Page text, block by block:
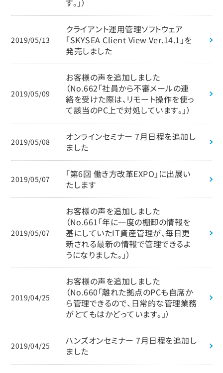
す。」）
2019/05/13
クライアント運用管理ソフトウェア
「SKYSEA Client View Ver.14.1」を
発売しました
2019/05/09
お客様の声を追加しました
（No.662「社員から不審メールの連
絡を受けた際は、リモート操作を使っ
て該当のPC上で対処しています。」）
2019/05/08
オンラインセミナー 7月日程を追加し
ました
2019/05/07
「第6回 働き方改革EXPO」に出展い
たします
2019/05/07
お客様の声を追加しました
（No.661「年に一度の棚卸の情報を
基にしていたIT資産管理が、毎日更
新される最新の情報で管理できるよ
うになりました。」）
2019/04/25
お客様の声を追加しました
（No.660「離れた拠点のPCも自席か
ら管理できるので、日常的な管理業務
がとてもはかどっています。」）
2019/04/25
ハンズオンセミナー 7月日程を追加し
ました